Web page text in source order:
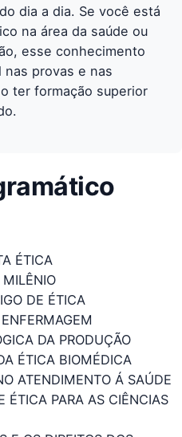
dia a dia. Se você está
na área da saúde ou
esse conhecimento
provas e nas
ter formação superior
ÉTICA
DE ÉTICA
DA PRODUÇÃO
ÉTICA BIOMÉDICA
ATENDIMENTO Á SAÚDE
ÉTICA PARA AS CIÊNCIAS